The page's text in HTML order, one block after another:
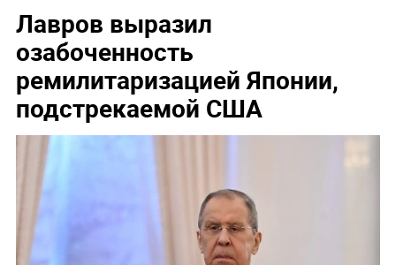
Лавров выразил
озабоченность
ремилитаризацией Японии,
подстрекаемой США